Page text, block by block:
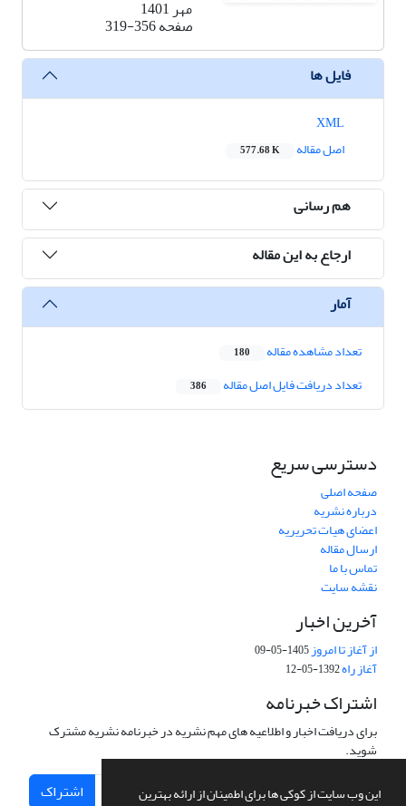
این وب سایت از کوکی ها برای اطمینان از ارائه بهترین
مهر 1401
صفحه319-356
فایل ها
اصل مقاله
577.68 K
هم رسانی
ارجاع به این مقاله
آمار
تعداد مشاهده مقاله 180
تعداد دریافت فایل اصل مقاله 386
دسترسی سریع
صفحه اصلی
درباره نشریه
اعضای هیات تحریریه
ارسال مقاله
تماس با ما
نقشه سایت
آخرین اخبار
از آغاز تا امروز1405-05-09
آغاز راه1392-05-12
اشتراک خبرنامه
برای دریافت اخبار و اطلاعیه های مهم نشریه در خبرنامه نشریه مشترک
شوید.
اشتراک